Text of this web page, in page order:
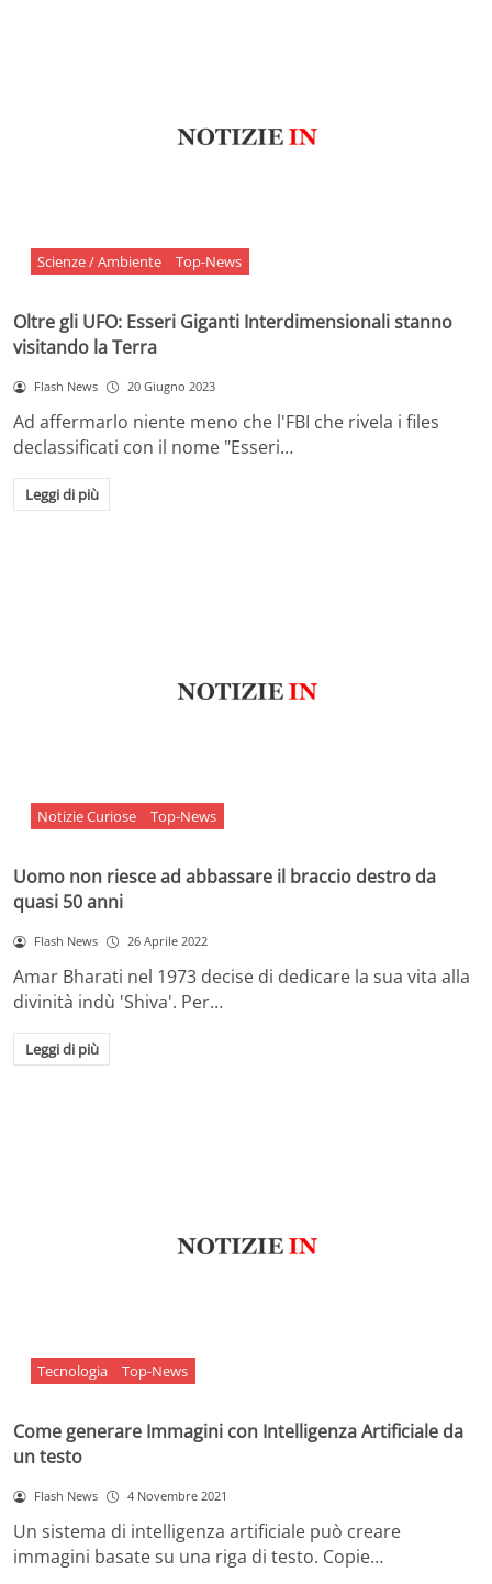
Scienze / Ambiente Top-News
Oltre gli UFO: Esseri Giganti Interdimensionali stanno
visitando la Terra
Flash News 20 Giugno 2023
Ad affermarlo niente meno che l'FBI che rivela i files
declassificati con il nome "Esseri…
Leggi di più
Notizie Curiose Top-News
Uomo non riesce ad abbassare il braccio destro da
quasi 50 anni
Flash News 26 Aprile 2022
Amar Bharati nel 1973 decise di dedicare la sua vita alla
divinità indù 'Shiva'. Per…
Leggi di più
Tecnologia Top-News
Come generare Immagini con Intelligenza Artificiale da
un testo
Flash News 4 Novembre 2021
Un sistema di intelligenza artificiale può creare
immagini basate su una riga di testo. Copie…